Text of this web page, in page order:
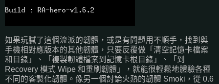
如果玩膩了這個流派的韌體，或是有問題用不順手，找到與
手機相對應版本的其他韌體，只要反覆做「清空記憶卡檔案
和目錄」、「複製韌體檔案到記憶卡根目錄」、「到
Recovery 模式 Wipe 和重刷韌體」，就能很輕鬆地體驗各種
不同的客製化韌體。像另一個討論火熱的韌體 Smoki，從 0.6